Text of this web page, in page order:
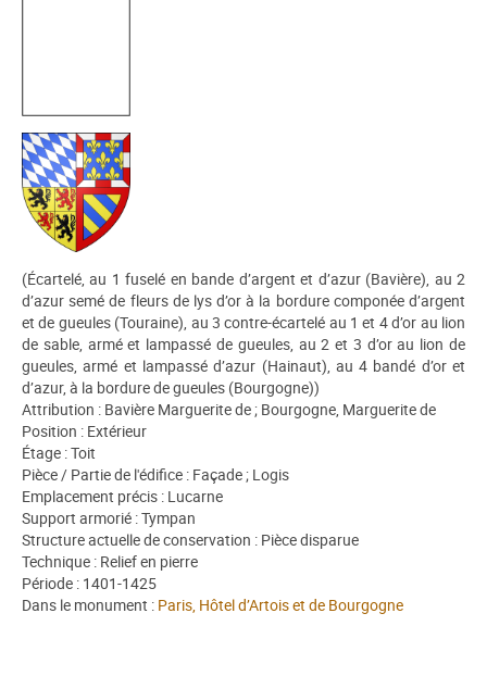
(Écartelé, au 1 fuselé en bande d’argent et d’azur (Bavière), au 2
d’azur semé de fleurs de lys d’or à la bordure componée d’argent
et de gueules (Touraine), au 3 contre-écartelé au 1 et 4 d’or au lion
de sable, armé et lampassé de gueules, au 2 et 3 d’or au lion de
gueules, armé et lampassé d’azur (Hainaut), au 4 bandé d’or et
d’azur, à la bordure de gueules (Bourgogne))
Attribution : Bavière Marguerite de ; Bourgogne, Marguerite de
Position : Extérieur
Étage : Toit
Pièce / Partie de l'édifice : Façade ; Logis
Emplacement précis : Lucarne
Support armorié : Tympan
Structure actuelle de conservation : Pièce disparue
Technique : Relief en pierre
Période : 1401-1425
Dans le monument : Paris, Hôtel d’Artois et de Bourgogne